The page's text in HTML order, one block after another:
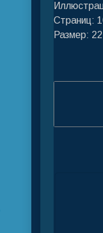
Страниц:
Размер: